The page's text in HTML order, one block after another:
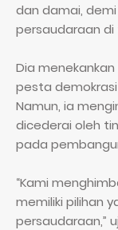
dan damai,
persaudaraan
Dia
pesta
Namun, ia
dicederai oleh
pada
“Kami
memiliki pilihan
persaudaraan,”